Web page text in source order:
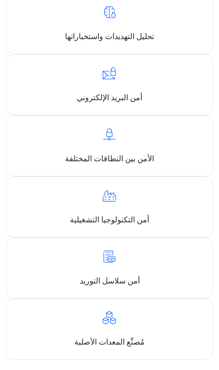
تحليل التهديدات واستخباراتها
أمن البريد الإلكتروني
الأمن بين النطاقات المختلفة
أمن التكنولوجيا التشغيلية
أمن سلاسل التوريد
مُصنِّع المعدات الأصلية